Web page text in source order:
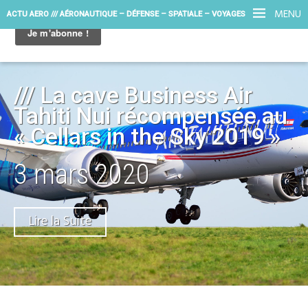
MENU
ACTU AERO /// AÉRONAUTIQUE – DÉFENSE – SPATIALE – VOYAGES
/// La cave Business Air
Tahiti Nui récompensée au
« Cellars in the Sky 2019 »
3 mars 2020
Lire la Suite